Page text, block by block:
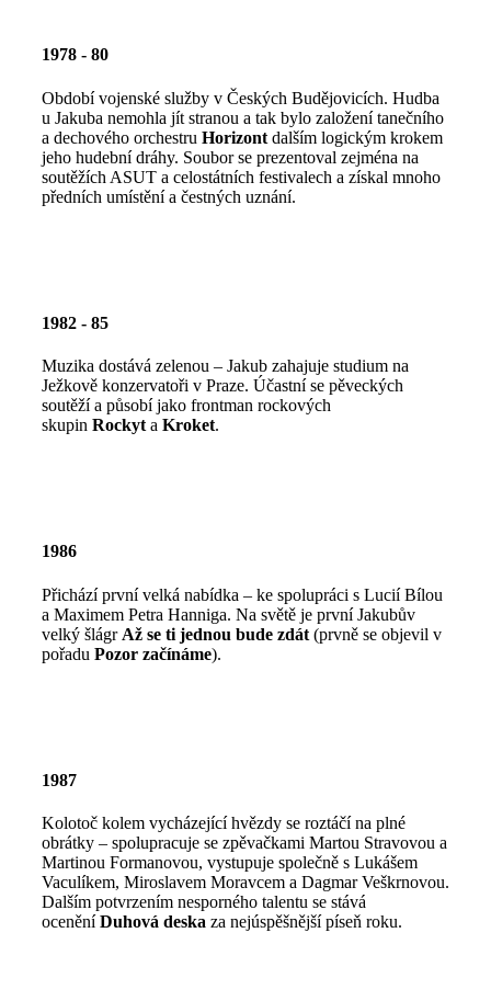
1978 - 80
Období vojenské služby v Českých Budějovicích. Hudba
u Jakuba nemohla jít stranou a tak bylo založení tanečního
a dechového orchestru Horizont dalším logickým krokem
jeho hudební dráhy. Soubor se prezentoval zejména na
soutěžích ASUT a celostátních festivalech a získal mnoho
předních umístění a čestných uznání.
1982 - 85
Muzika dostává zelenou – Jakub zahajuje studium na
Ježkově konzervatoři v Praze. Účastní se pěveckých
soutěží a působí jako frontman rockových
skupin Rockyt a Kroket.
1986
Přichází první velká nabídka – ke spolupráci s Lucií Bílou
a Maximem Petra Hanniga. Na světě je první Jakubův
velký šlágr Až se ti jednou bude zdát (prvně se objevil v
pořadu Pozor začínáme).
1987
Kolotoč kolem vycházející hvězdy se roztáčí na plné
obrátky – spolupracuje se zpěvačkami Martou Stravovou a
Martinou Formanovou, vystupuje společně s Lukášem
Vaculíkem, Miroslavem Moravcem a Dagmar Veškrnovou.
Dalším potvrzením nesporného talentu se stává
oceněníDuhová deska za nejúspěšnější píseň roku.